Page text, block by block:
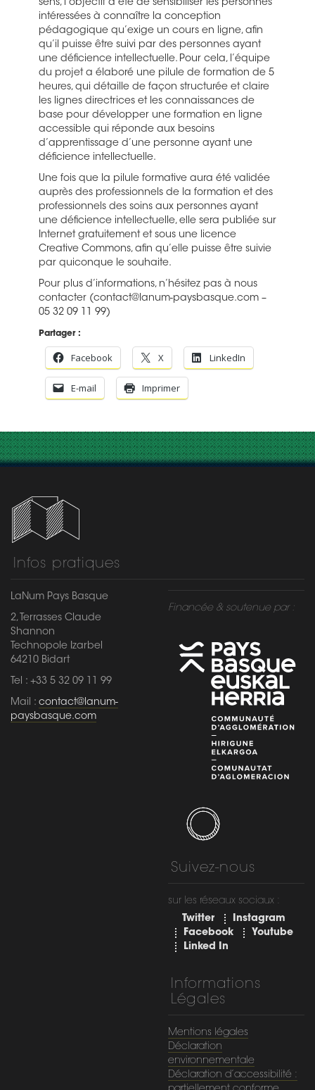
sens, l’objectif a été de sensibiliser les personnes
intéressées à connaître la conception
pédagogique qu’exige un cours en ligne, afin
qu’il puisse être suivi par des personnes ayant
une déficience intellectuelle. Pour cela, l’équipe
du projet a élaboré une pilule de formation de 5
heures, qui détaille de façon structurée et claire
les lignes directrices et les connaissances de
base pour développer une formation en ligne
accessible qui réponde aux besoins
d’apprentissage d’une personne ayant une
déficience intellectuelle.
Une fois que la pilule formative aura été validée
auprès des professionnels de la formation et des
professionnels des soins aux personnes ayant
une déficience intellectuelle, elle sera publiée sur
Internet gratuitement et sous une licence
Creative Commons, afin qu’elle puisse être suivie
par quiconque le souhaite.
Pour plus d’informations, n’hésitez pas à nous
contacter (contact@lanum-paysbasque.com –
05 32 09 11 99)
Partager :
Facebook X LinkedIn
E-mail Imprimer
Infos pratiques
LaNum Pays Basque
2, Terrasses Claude
Shannon
Technopole Izarbel
64210 Bidart
Tel : +33 5 32 09 11 99
Mail : contact@lanum-
paysbasque.com
Financée & soutenue par :
Suivez-nous
sur les réseaux sociaux :
Twitter
Instagram
Facebook
Youtube
Linked In
Informations
Légales
Mentions légales
Déclaration
environnementale
Déclaration d’accessibilité :